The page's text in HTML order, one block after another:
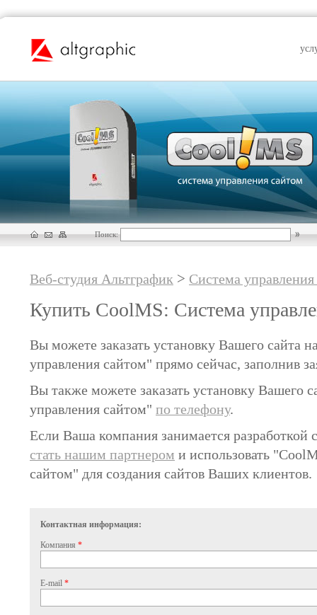
Поиск:
Веб-студия Альтграфик > Система
Купить CoolMS: Система
Вы можете заказать установку Вашего сайта
управления сайтом" прямо сейчас, заполнив
Вы также можете заказать установку Вашего
управления сайтом" по телефону.
Если Ваша компания занимается разработкой
стать нашим партнером и использовать
сайтом" для создания сайтов Ваших клиентов.
Контактная информация:
Компания *
E-mail *